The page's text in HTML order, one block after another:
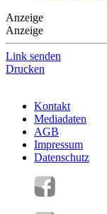
Anzeige
Anzeige
Link senden
Drucken
Kontakt
Mediadaten
AGB
Impressum
Datenschutz